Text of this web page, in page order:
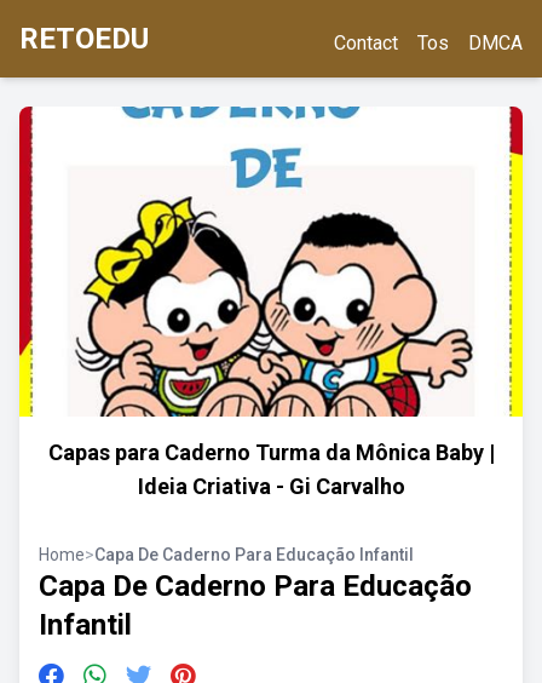
RETOEDU Contact Tos DMCA
Capas para Caderno Turma da Mônica Baby |
Ideia Criativa - Gi Carvalho
Home>Capa De Caderno Para Educação Infantil
Capa De Caderno Para Educação
Infantil